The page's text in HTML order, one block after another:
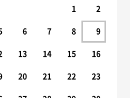
1 2
6 7 8 9
13 14 15 16
20 21 22 23